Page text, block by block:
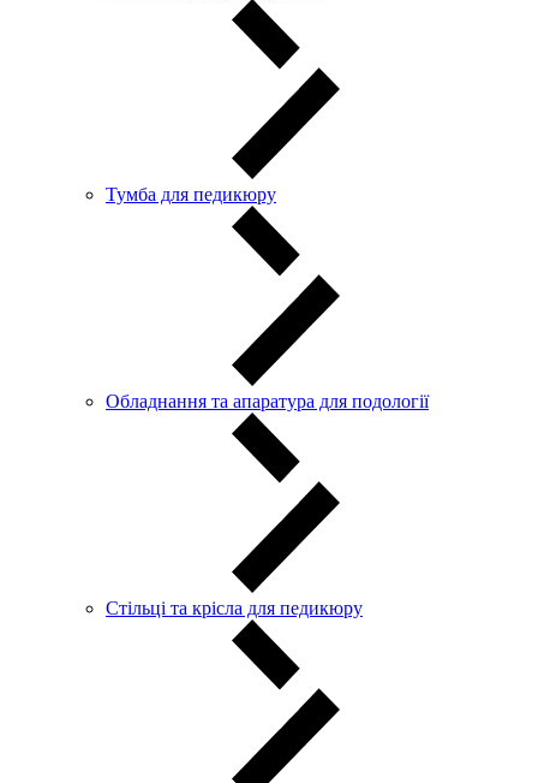
Тумба для педикюру
Обладнання та апаратура для подології
Стільці та крісла для педикюру